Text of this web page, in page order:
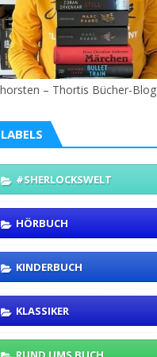
– Thortis Bücher-Blog
LABELS
#SHERLOCKSWELT
HÖRBUCH
KINDERBUCH
KLASSIKER